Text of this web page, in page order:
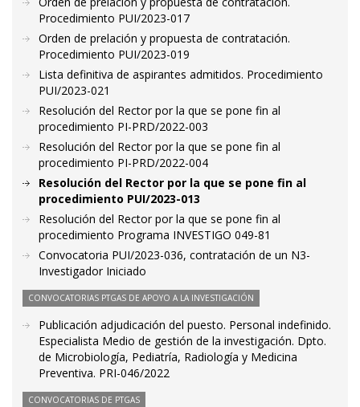
Procedimiento PUI/2023-017
Orden de prelación y propuesta de contratación.
Procedimiento PUI/2023-019
Lista definitiva de aspirantes admitidos. Procedimiento
PUI/2023-021
Resolución del Rector por la que se pone fin al
procedimiento PI-PRD/2022-003
Resolución del Rector por la que se pone fin al
procedimiento PI-PRD/2022-004
Resolución del Rector por la que se pone fin al
procedimiento PUI/2023-013
Resolución del Rector por la que se pone fin al
procedimiento Programa INVESTIGO 049-81
Convocatoria PUI/2023-036, contratación de un N3-
Investigador Iniciado
CONVOCATORIAS PTGAS DE APOYO A LA INVESTIGACIÓN
Publicación adjudicación del puesto. Personal indefinido.
Especialista Medio de gestión de la investigación. Dpto.
de Microbiología, Pediatría, Radiología y Medicina
Preventiva. PRI-046/2022
CONVOCATORIAS DE PTGAS